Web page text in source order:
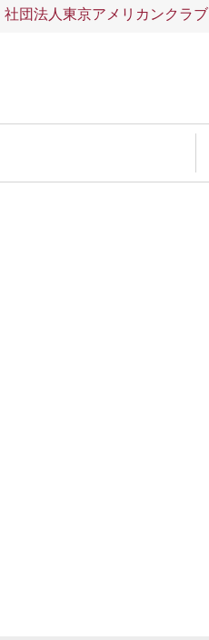
社団法人東京アメリカンクラブ